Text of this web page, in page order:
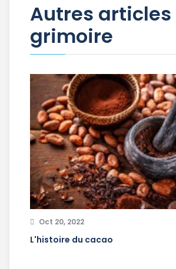
Autres articles
grimoire
Oct 20, 2022
L'histoire du cacao